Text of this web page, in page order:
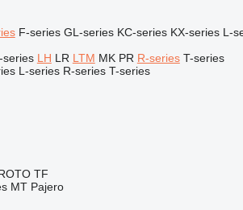
F-series GL-series KC-series KX-series L-
series LH LR LTM MK PR R-series T-series
L-series R-series T-series
TF
MT Pajero